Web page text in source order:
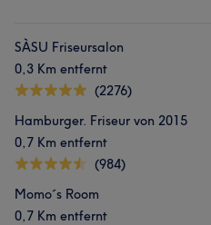
SÀSU Friseursalon
0,3 Km entfernt
(2276)
Hamburger. Friseur von 2015
0,7 Km entfernt
(984)
Momo´s Room
0,7 Km entfernt